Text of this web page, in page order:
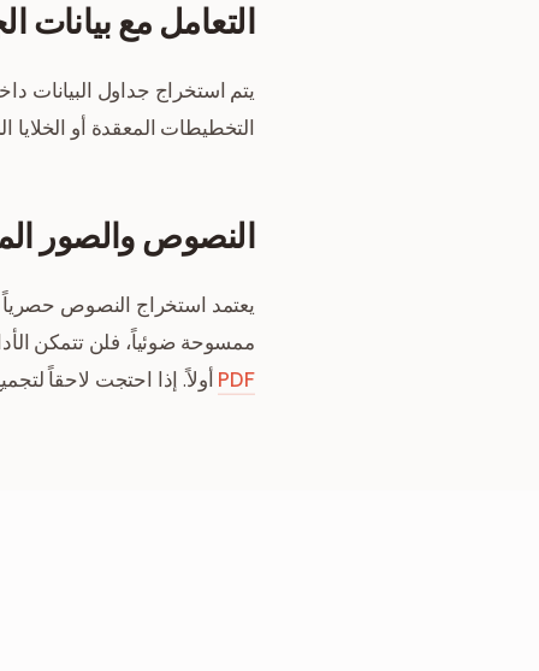
التعامل مع بيانات
التخطيطات المعقدة أو
النصوص والصور
ممسوحة ضوئياً، فلن تتمكن
PDF أولاً. إذا احتجت لاحقاً